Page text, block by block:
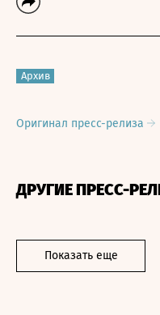
Архив
Оригинал пресс-релиза
ДРУГИЕ ПРЕСС-
Показать еще